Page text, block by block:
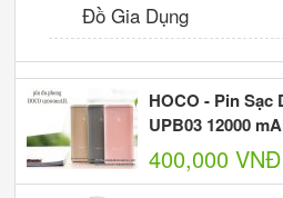
Đồ Gia Dụngtrợ đa chấu AC2
120,000 VNĐ
HOCO - Pin Sạc
UPB03 12000
400,000 VNĐ